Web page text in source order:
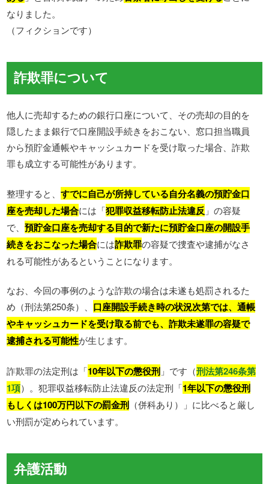
なりました。
（フィクションです）
詐欺罪について
他人に売却するための銀行口座について、その売却の目的を
隠したまま銀行で口座開設手続きをおこない、窓口担当職員
から預貯金通帳やキャッシュカードを受け取った場合、詐欺
罪も成立する可能性があります。
整理すると、すでに自己が所持している自分名義の預貯金口
座を売却した場合には「犯罪収益移転防止法違反 」の容疑
で、預貯金口座を売却する目的で新たに預貯金口座の開設手
続きをおこなった場合には詐欺罪の容疑で捜査や逮捕がなさ
れる可能性があるということになります。
なお、今回の事例のような詐欺の場合は未遂も処罰されるた
め（刑法第250条）、 口座開設手続き時の状況次第では、通帳
やキャッシュカードを受け取る前でも、詐欺未遂罪の容疑で
逮捕される可能性が生じます。
詐欺罪の法定刑は「10年以下の懲役刑 」です（刑法第246条第
1項）。犯罪収益移転防止法違反の法定刑「1年以下の懲役刑
もしくは100万円以下の罰金刑 （併科あり）」に比べると厳し
い刑罰が定められています。
弁護活動